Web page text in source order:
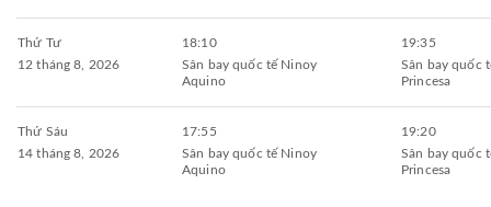
Thứ Tư
12 tháng 8, 2026
18:10
Sân bay quốc tế Ninoy
Aquino
19:35
Sân bay quốc
Princesa
Thứ Sáu
14 tháng 8, 2026
17:55
Sân bay quốc tế Ninoy
Aquino
19:20
Sân bay quốc
Princesa